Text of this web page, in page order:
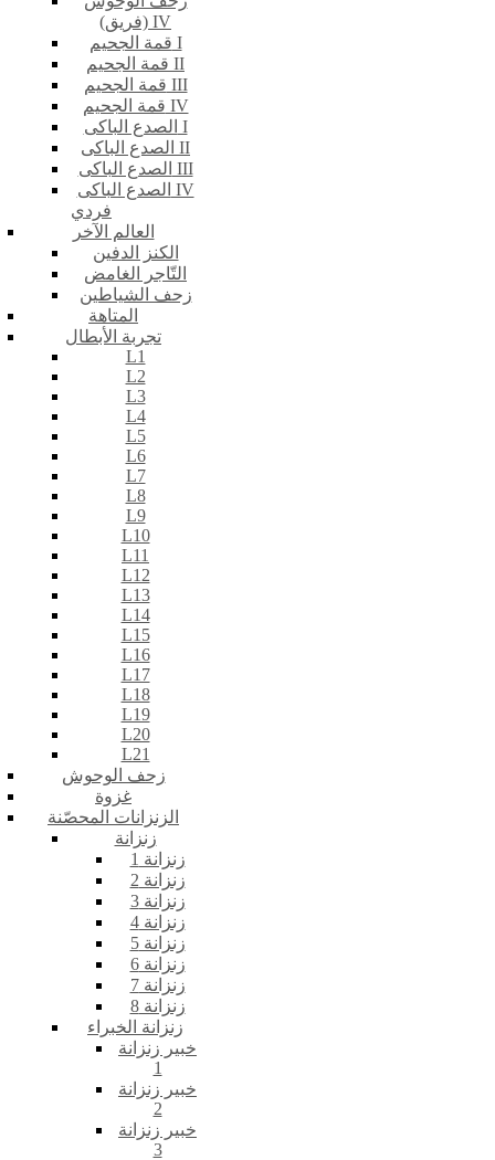
(فريق) IV
قمة الجحيم I
قمة الجحيم II
قمة الجحيم III
قمة الجحيم IV
الصدع الباكى I
الصدع الباكى II
الصدع الباكى III
الصدع الباكى IV
فردي
العالم الآخر
الكنز الدفين
التّاجر الغامض
زحف الشياطين
المتاهة
تجربة الأبطال
L1
L2
L3
L4
L5
L6
L7
L8
L9
L10
L11
L12
L13
L14
L15
L16
L17
L18
L19
L20
L21
زحف الوحوش
غزوة
الزنزانات المحصّنة
زنزانة
زنزانة 1
زنزانة 2
زنزانة 3
زنزانة 4
زنزانة 5
زنزانة 6
زنزانة 7
زنزانة 8
زنزانة الخبراء
خبير زنزانة
1
خبير زنزانة
2
خبير زنزانة
3